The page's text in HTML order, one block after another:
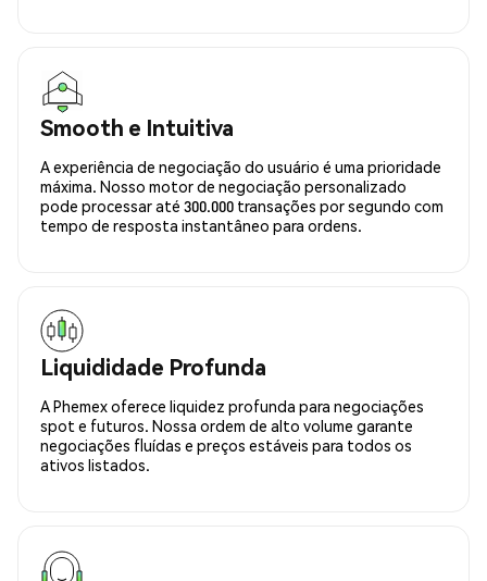
Smooth e Intuitiva
A experiência de negociação do usuário é uma prioridade
máxima. Nosso motor de negociação personalizado
pode processar até 300.000 transações por segundo com
tempo de resposta instantâneo para ordens.
Liquididade Profunda
A Phemex oferece liquidez profunda para negociações
spot e futuros. Nossa ordem de alto volume garante
negociações fluídas e preços estáveis para todos os
ativos listados.